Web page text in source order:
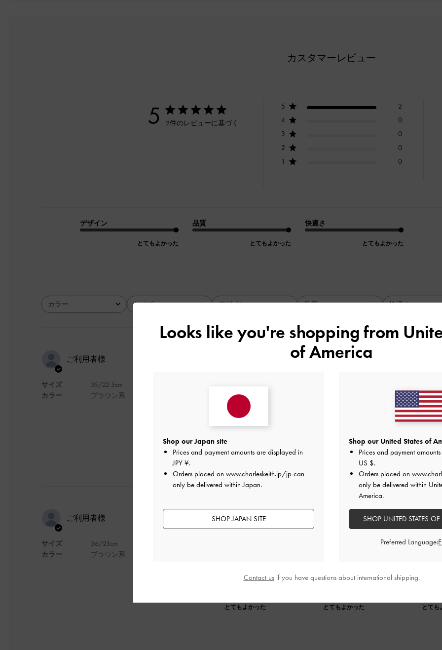
カスタマーレビュー
5 2件のレビューに基づく
5
2
4
0
3
0
2
0
1
0
デザイン
とてもよかった
品質
とてもよかった
快適さ
とてもよかった
カラー
全て サイズ デザイン 品質 快適さ
ご利用者様
サイズ
カラー
35/22.5cm
ブラウン系
夏らしくてとても気に入っています！
とてもよかった
ご利用者様
サイズ
カラー
36/23cm
ブラウン系
とても可愛くて履きやすい！
とてもよかった とてもよかった とても
Looks like you're shopping from
of America
Shop our Japan site
Prices and payment amounts are displayed in
JPY ¥.
Orders placed on www.charleskeith.jp/jp can
only be delivered within Japan.
SHOP JAPAN SITE
Shop our United States of
Prices and payment
US $.
Orders placed on
only be delivered within
America.
SHOP UNITED STATES
Preferred Language:
Contact usif you have questions about international shipping.